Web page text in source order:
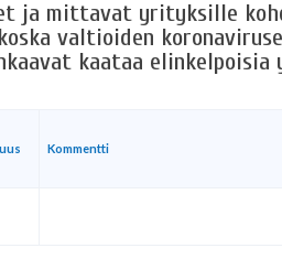
ja mittavat yrityksille
valtioiden
kaataa
Kommentti